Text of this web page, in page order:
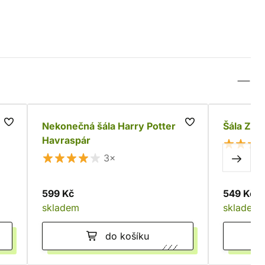
Nekonečná šála Harry Potter -
Havraspár
3×
599 Kč
skladem
do košíku
Šála
549 Kč
skladem